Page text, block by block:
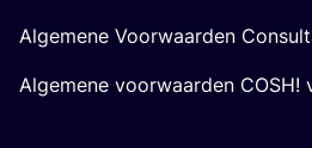
Algemene Voorwaarden
Algemene voorwaarden COSH!